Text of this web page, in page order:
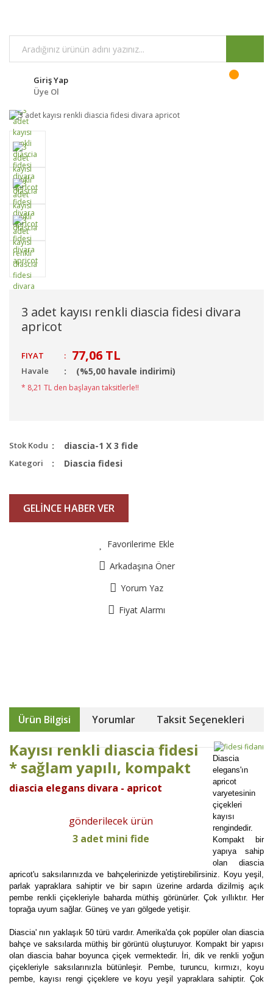
Giriş Yap
Üye Ol
3 adet kayısı renkli diascia fidesi divara
apricot
FIYAT : 77,06 TL
Havale (%5,00 havale indirimi)
* 8,21 TL den başlayan taksitlerle!!
Stok Kodu diascia-1 X 3 fide
Kategori Diascia fidesi
GELİNCE HABER VER
Favorilerime Ekle
Arkadaşına Öner
Yorum Yaz
Fiyat Alarmı
Ürün Bilgisi Yorumlar Taksit Seçenekleri
Kayısı renkli diascia fidesi
* sağlam yapılı, kompakt
diascia elegans divara - apricot
gönderilecek ürün
3 adet mini fide
Diascia
elegans'ın
apricot
varyetesinin
çiçekleri
kayısı
rengindedir.
Kompakt bir
yapıya sahip
olan diascia
apricot'u saksılarınızda ve bahçelerinizde yetiştirebilirsiniz. Koyu yeşil,
parlak yapraklara sahiptir ve bir sapın üzerine ardarda dizilmiş açık
pembe renkli çiçekleriyle baharda müthiş görünürler. Çok yıllıktır. Her
toprağa uyum sağlar. Güneş ve yarı gölgede yetişir.
Diascia' nın yaklaşık 50 türü vardır. Amerika'da çok popüler olan diascia
bahçe ve saksılarda müthiş bir görüntü oluşturuyor. Kompakt bir yapısı
olan diascia bahar boyunca çiçek vermektedir. İri, dik ve renkli yoğun
çiçekleriyle saksılarınızla bütünleşir. Pembe, turuncu, kırmızı, koyu
pembe, kayısı rengi çiçeklere ve koyu yeşil yapraklara sahiptir. Çok